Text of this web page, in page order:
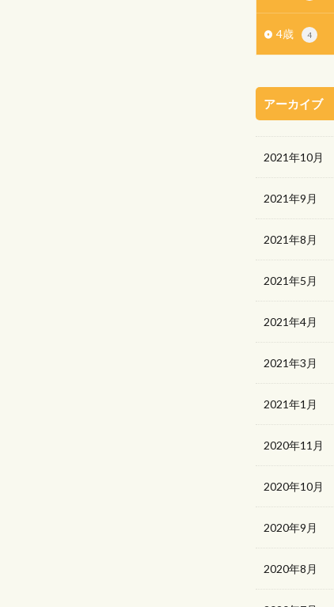
4歳 4
アーカイブ
2021年10月
2021年9月
2021年8月
2021年5月
2021年4月
2021年3月
2021年1月
2020年11月
2020年10月
2020年9月
2020年8月